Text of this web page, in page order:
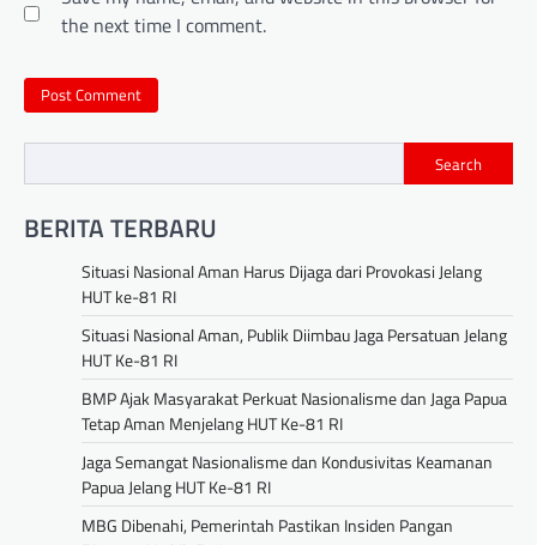
the next time I comment.
Search
BERITA TERBARU
Situasi Nasional Aman Harus Dijaga dari Provokasi Jelang
HUT ke-81 RI
Situasi Nasional Aman, Publik Diimbau Jaga Persatuan Jelang
HUT Ke-81 RI
BMP Ajak Masyarakat Perkuat Nasionalisme dan Jaga Papua
Tetap Aman Menjelang HUT Ke-81 RI
Jaga Semangat Nasionalisme dan Kondusivitas Keamanan
Papua Jelang HUT Ke-81 RI
MBG Dibenahi, Pemerintah Pastikan Insiden Pangan